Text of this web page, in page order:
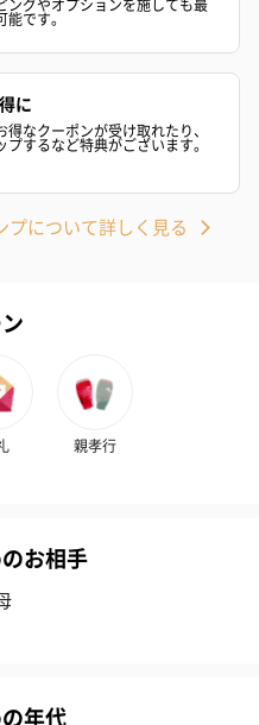
能です。
に
なクーポンが受け取れたり、
するなど特典がございます。
プについて詳しく見る
親孝行
お相手
年代